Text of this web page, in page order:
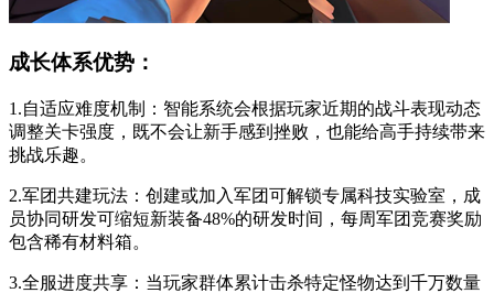
成长体系优势：
1.自适应难度机制：智能系统会根据玩家近期的战斗表现动态
调整关卡强度，既不会让新手感到挫败，也能给高手持续带来
挑战乐趣。
2.军团共建玩法：创建或加入军团可解锁专属科技实验室，成
员协同研发可缩短新装备48%的研发时间，每周军团竞赛奖励
包含稀有材料箱。
3.全服进度共享：当玩家群体累计击杀特定怪物达到千万数量